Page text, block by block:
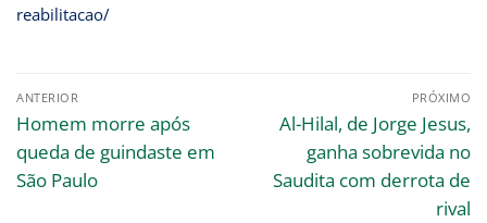
reabilitacao/
ANTERIOR
Homem morre após
queda de guindaste em
São Paulo
PRÓXIMO
Al-Hilal, de Jorge Jesus,
ganha sobrevida no
Saudita com derrota de
rival